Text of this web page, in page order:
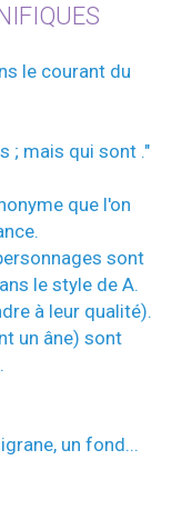
le courant du
; mais qui sont ."
que l'on
sont
le style de A.
à leur qualité).
un âne) sont
un fond...